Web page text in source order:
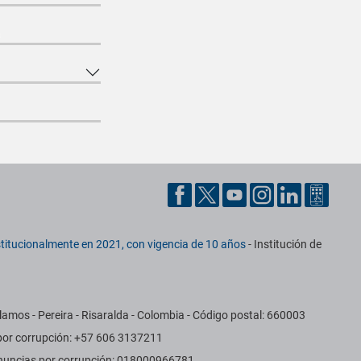
en 2021, con vigencia de 10 años- Institución de
- Pereira - Risaralda - Colombia - Código postal: 660003
corrupción: +57 606 3137211